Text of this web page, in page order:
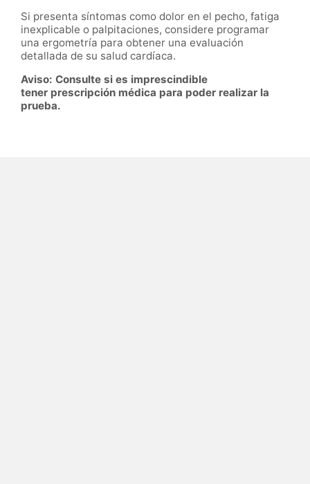
Si presenta síntomas como dolor en el pecho, fatiga
inexplicable o palpitaciones, considere programar
una ergometría para obtener una evaluación
detallada de su salud cardíaca.
Aviso: Consulte si es imprescindible
tener prescripción médica para poder realizar la
prueba.